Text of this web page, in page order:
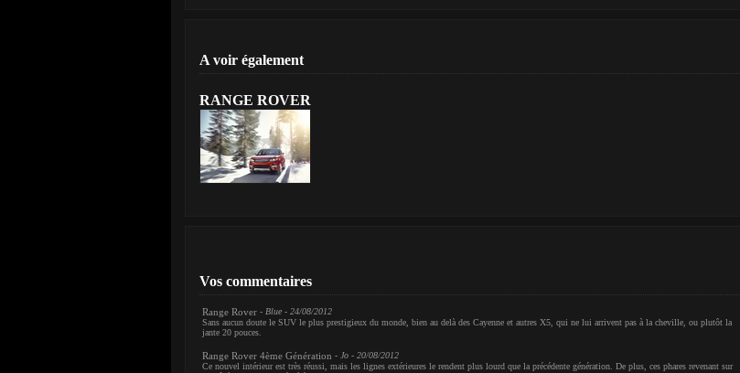
A voir également
RANGE ROVER
Vos commentaires
Range Rover - Blue - 24/08/2012
Sans aucun doute le SUV le plus prestigieux du monde, bien au delà des Cayenne et autres X5, qui ne lui arrivent pas à la cheville, ou plutôt la
jante 20 pouces.
Range Rover 4ème Génération - Jo - 20/08/2012
Ce nouvel intérieur est très réussi, mais les lignes extérieures le rendent plus lourd que la précédente génération. De plus, ces phares revenant sur